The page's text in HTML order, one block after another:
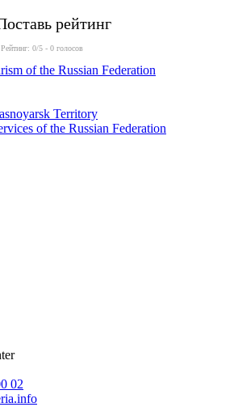
рейтинг
Рейтинг: 0/5 - 0 голосов
of the Russian Federation
Territory
of the Russian Federation
02